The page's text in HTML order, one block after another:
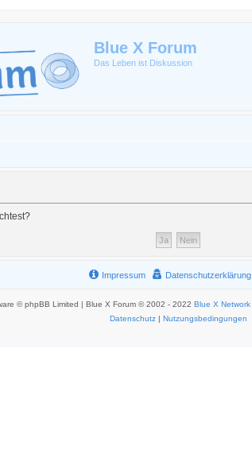
Blue X Forum
Das Leben ist Diskussion
Datenschutzerklärung
Impressum
© phpBB Limited | Blue X Forum © 2002 - 2022 Blue X Network
Datenschutz| Nutzungsbedingungen